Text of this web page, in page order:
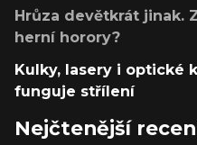
Hrůza devětkrát jinak.
herní horory?
Kulky, lasery i optické
funguje střílení
Nejčtenější